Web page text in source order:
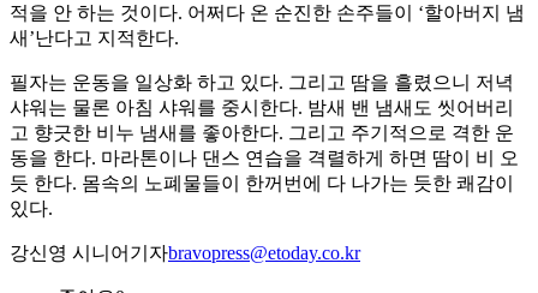
적을 안 하는 것이다. 어쩌다 온 순진한 손주들이 ‘할아버지 냄
새’난다고 지적한다.
필자는 운동을 일상화 하고 있다. 그리고 땀을 흘렸으니 저녁
샤워는 물론 아침 샤워를 중시한다. 밤새 밴 냄새도 씻어버리
고 향긋한 비누 냄새를 좋아한다. 그리고 주기적으로 격한 운
동을 한다. 마라톤이나 댄스 연습을 격렬하게 하면 땀이 비 오
듯 한다. 몸속의 노폐물들이 한꺼번에 다 나가는 듯한 쾌감이
있다.
강신영 시니어기자bravopress@etoday.co.kr